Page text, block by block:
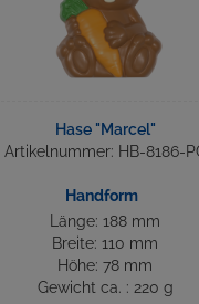
Hase "Marcel"
Artikelnummer: HB-8186-
Handform
Länge: 188 mm
Breite: 110 mm
Höhe: 78 mm
Gewicht ca. : 220 g